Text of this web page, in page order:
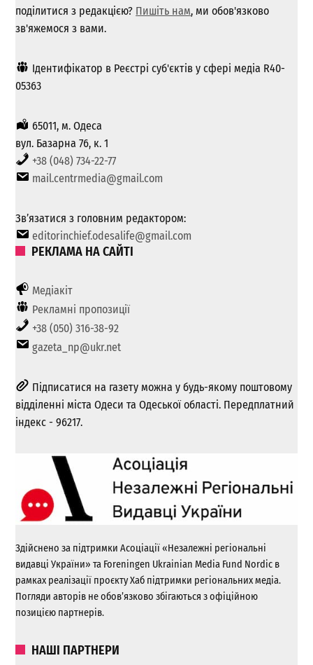
поділитися з редакцією? Пишіть нам, ми обов'язково
зв'яжемося з вами.
Ідентифікатор в Реєстрі суб'єктів у сфері медіа R40-
05363
65011, м. Одеса
вул. Базарна 76, к. 1
+38 (048) 734-22-77
mail.centrmedia@gmail.com
Зв’язатися з головним редактором:
editorinchief.odesalife@gmail.com
РЕКЛАМА НА САЙТІ
Медіакіт
Рекламні пропозиції
+38 (050) 316-38-92
gazeta_np@ukr.net
Підписатися на газету можна у будь-якому поштовому
відділенні міста Одеси та Одеської області. Передплатний
індекс - 96217.
Здійснено за підтримки Асоціації «Незалежні регіональні
видавці України» та Foreningen Ukrainian Media Fund Nordic в
рамках реалізації проєкту Хаб підтримки регіональних медіа.
Погляди авторів не обов’язково збігаються з офіційною
позицією партнерів.
НАШІ ПАРТНЕРИ